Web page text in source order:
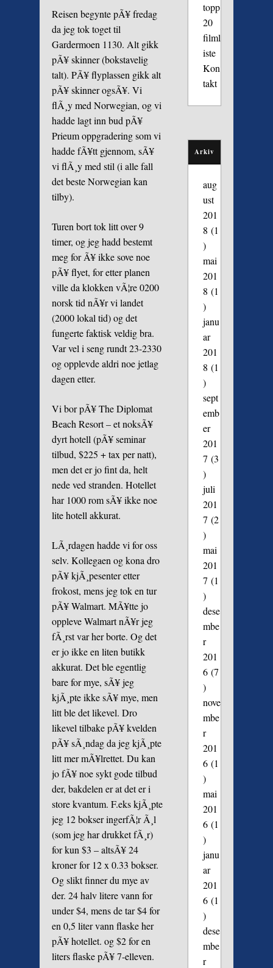
Reisen begynte pÃ¥ fredag
da jeg tok toget til
Gardermoen 1130. Alt gikk
pÃ¥ skinner (bokstavelig
talt). PÃ¥ flyplassen gikk alt
pÃ¥ skinner ogsÃ¥. Vi
flÃ¸y med Norwegian, og vi
hadde lagt inn bud pÃ¥
Prieum oppgradering som vi
hadde fÃ¥tt gjennom, sÃ¥
vi flÃ¸y med stil (i alle fall
det beste Norwegian kan
tilby).
Turen bort tok litt over 9
timer, og jeg hadd bestemt
meg for Ã¥ ikke sove noe
pÃ¥ flyet, for etter planen
ville da klokken vÃ¦re 0200
norsk tid nÃ¥r vi landet
(2000 lokal tid) og det
fungerte faktisk veldig bra.
Var vel i seng rundt 23-2330
og opplevde aldri noe jetlag
dagen etter.
Vi bor pÃ¥ The Diplomat
Beach Resort – et noksÃ¥
dyrt hotell (pÃ¥ seminar
tilbud, $225 + tax per natt),
men det er jo fint da, helt
nede ved stranden. Hotellet
har 1000 rom sÃ¥ ikke noe
lite hotell akkurat.
LÃ¸rdagen hadde vi for oss
selv. Kollegaen og kona dro
pÃ¥ kjÃ¸pesenter etter
frokost, mens jeg tok en tur
pÃ¥ Walmart. MÃ¥tte jo
oppleve Walmart nÃ¥r jeg
fÃ¸rst var her borte. Og det
er jo ikke en liten butikk
akkurat. Det ble egentlig
bare for mye, sÃ¥ jeg
kjÃ¸pte ikke sÃ¥ mye, men
litt ble det likevel. Dro
likevel tilbake pÃ¥ kvelden
pÃ¥ sÃ¸ndag da jeg kjÃ¸pte
litt mer mÃ¥lrettet. Du kan
jo fÃ¥ noe sykt gode tilbud
der, bakdelen er at det er i
store kvantum. F.eks kjÃ¸pte
jeg 12 bokser ingerfÃ¦r Ã¸l
(som jeg har drukket fÃ¸r)
for kun $3 – altsÃ¥ 24
kroner for 12 x 0.33 bokser.
Og slikt finner du mye av
der. 24 halv litere vann for
under $4, mens de tar $4 for
en 0,5 liter vann flaske her
pÃ¥ hotellet. og $2 for en
liters flaske pÃ¥ 7-elleven.
topp
20
filml
iste
Kon
takt
Arkiv
aug
ust
201
8 (1
)
mai
201
8 (1
)
janu
ar
201
8 (1
)
sept
emb
er
201
7 (3
)
juli
201
7 (2
)
mai
201
7 (1
)
dese
mbe
r
201
6(7
)
nove
mbe
r
201
6(1
)
mai
201
6(1
)
janu
ar
201
6(1
)
dese
mbe
r